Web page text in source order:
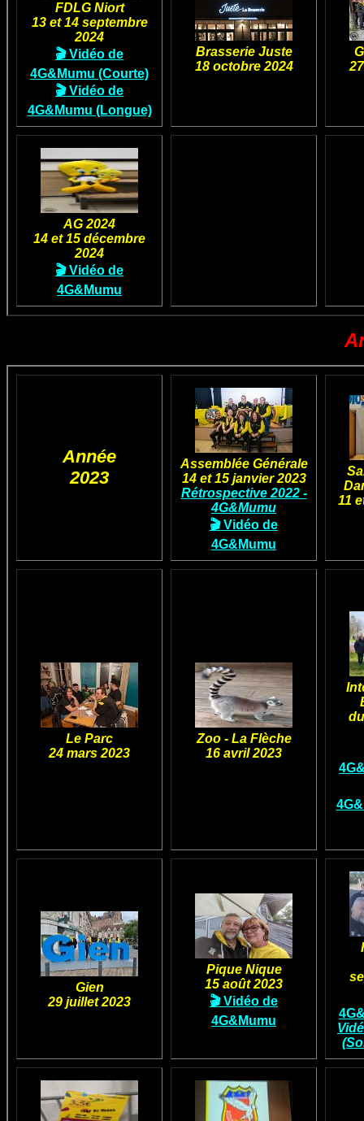
FDLG Niort
13 et 14 septembre
2024
🎬 Vidéo de
4G&Mumu (Courte)
🎬 Vidéo de
4G&Mumu (Longue)
Brasserie Juste
18 octobre 2024
AG 2024
14 et 15 décembre
2024
🎬 Vidéo de
4G&Mumu
Année
2023
Assemblée Générale
14 et 15 janvier 2023
Rétrospective 2022 -
4G&Mumu
🎬 Vidéo de
4G&Mumu
11
Le Parc
24 mars 2023
Zoo - La Flèche
16 avril 2023
Gien
29 juillet 2023
Pique Nique
15 août 2023
🎬 Vidéo de
4G&Mumu